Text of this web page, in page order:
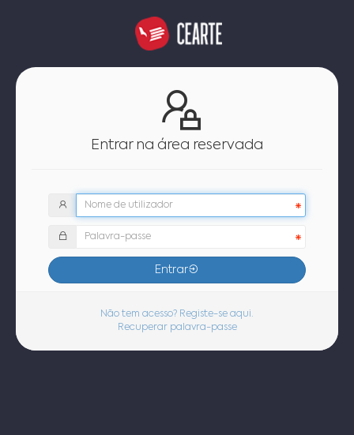
Entrar na área reservada
Entrar
Não tem acesso? Registe-se aqui.
Recuperar palavra-passe